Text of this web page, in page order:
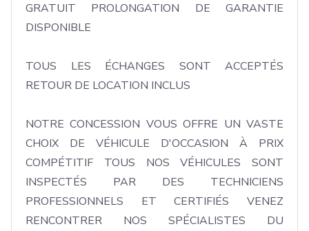
GRATUIT PROLONGATION DE GARANTIE
DISPONIBLE
TOUS LES ÉCHANGES SONT ACCEPTÉS
RETOUR DE LOCATION INCLUS
NOTRE CONCESSION VOUS OFFRE UN VASTE
CHOIX DE VÉHICULE D'OCCASION À PRIX
COMPÉTITIF TOUS NOS VÉHICULES SONT
INSPECTÉS PAR DES TECHNICIENS
PROFESSIONNELS ET CERTIFIÉS VENEZ
RENCONTRER NOS SPÉCIALISTES DU